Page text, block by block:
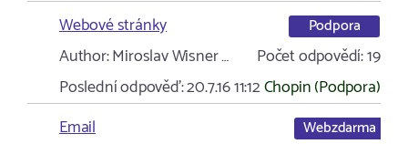
Webové stránky
Podpora
Author:Miroslav Wisner … Počet odpovědí:19
Poslední odpověď:20.7.16 11:12Chopin (Podpora)
Email
Webzdarma